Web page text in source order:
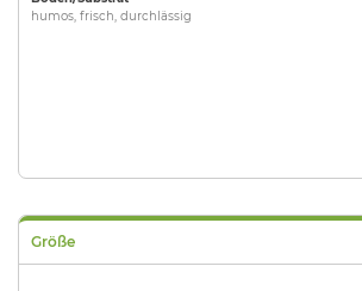
humos, frisch, durchlässig
Größe